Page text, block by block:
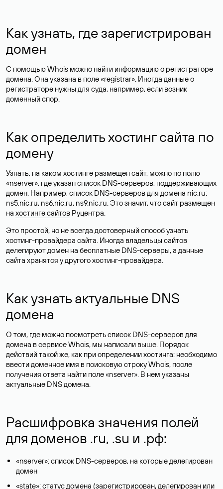
Как узнать, где зарегистрирован
домен
С помощью Whois можно найти информацию о регистраторе
домена. Она указана в поле «registrar». Иногда данные о
регистраторе нужны для суда, например, если возник
доменный спор.
Как определить хостинг сайта по
домену
Узнать, на каком хостинге размещен сайт, можно по полю
«nserver», где указан список DNS-серверов, поддерживающих
домен. Например, список DNS-серверов для домена nic.ru:
ns5.nic.ru, ns6.nic.ru, ns9.nic.ru. Это значит, что сайт размещен
на хостинге сайтов Руцентра.
Это простой, но не всегда достоверный способ узнать
хостинг-провайдера сайта. Иногда владельцы сайтов
делегируют домен на бесплатные DNS-серверы, а данные
сайта хранятся у другого хостинг-провайдера.
Как узнать актуальные DNS
домена
О том, где можно посмотреть список DNS-серверов для
домена в сервисе Whois, мы написали выше. Порядок
действий такой же, как при определении хостинга: необходимо
ввести доменное имя в поисковую строку Whois, после
получения ответа найти поле «nserver». В нем указаны
актуальные DNS домена.
Расшифровка значения полей
для доменов .ru, .su и .рф:
«nserver»: список DNS-серверов, на которые делегирован
домен
«state»: статус домена (зарегистрирован, делегирован или